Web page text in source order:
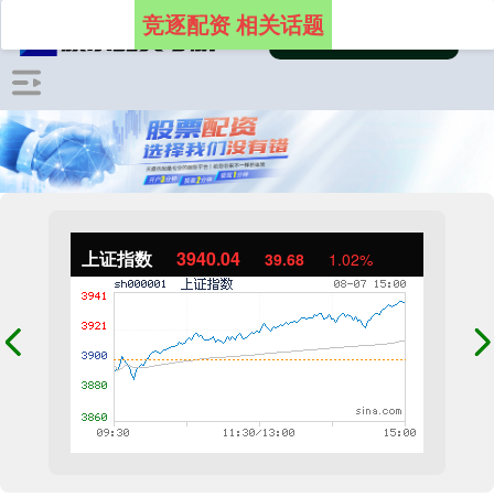
上证指数 3940.04 39.68 1.02%
竞逐配资 相关话题